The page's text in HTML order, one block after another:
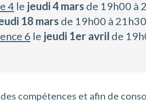
4 le jeudi 4 mars de 19h00 à
18 mars de 19h00 à
6 le jeudi 1er avril de
compétences et afin de